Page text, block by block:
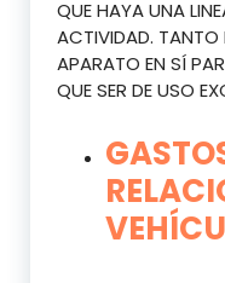
QUE HAYA UNA
ACTIVIDAD. TANTO
APARATO EN SÍ
QUE SER DE USO